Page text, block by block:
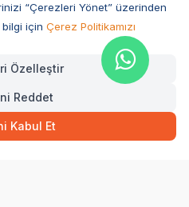
Hızlı Teslimat Kargo Bedava
SEPETE EKLE
Sorular
Başiskele / KOCAELİ
“Çerezleri Yönet” üzerinden
bilgi için Çerez Politikamızı
Özelleştir
Reddet
Kabul Et